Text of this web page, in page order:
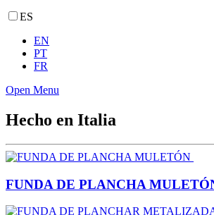
ES
EN
PT
FR
Open Menu
Hecho en Italia
FUNDA DE PLANCHA